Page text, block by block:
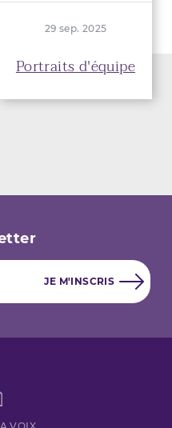
29 sep. 2025
Portraits d'équipe